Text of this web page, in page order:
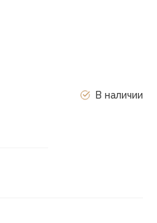
В наличии